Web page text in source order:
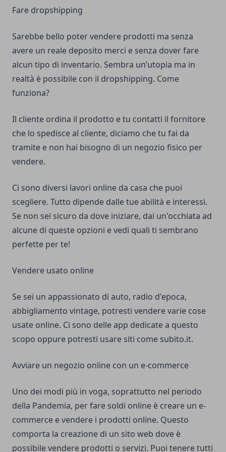
Fare dropshipping
Sarebbe bello poter vendere prodotti ma senza
avere un reale deposito merci e senza dover fare
alcun tipo di inventario. Sembra un’utopia ma in
realtà è possibile con il dropshipping. Come
funziona?
Il cliente ordina il prodotto e tu contatti il fornitore
che lo spedisce al cliente, diciamo che tu fai da
tramite e non hai bisogno di un negozio fisico per
vendere.
Ci sono diversi lavori online da casa che puoi
scegliere. Tutto dipende dalle tue abilità e interessi.
Se non sei sicuro da dove iniziare, dai un'occhiata ad
alcune di queste opzioni e vedi quali ti sembrano
perfette per te!
Vendere usato online
Se sei un appassionato di auto, radio d'epoca,
abbigliamento vintage, potresti vendere varie cose
usate online. Ci sono delle app dedicate a questo
scopo oppure potresti usare siti come subito.it.
Avviare un negozio online con un e-commerce
Uno dei modi più in voga, soprattutto nel periodo
della Pandemia, per fare soldi online è creare un e-
commerce e vendere i prodotti online. Questo
comporta la creazione di un sito web dove è
possibile vendere prodotti o servizi. Puoi tenere tutti